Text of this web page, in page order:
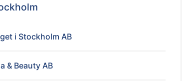
i Stockholm AB
& Beauty AB